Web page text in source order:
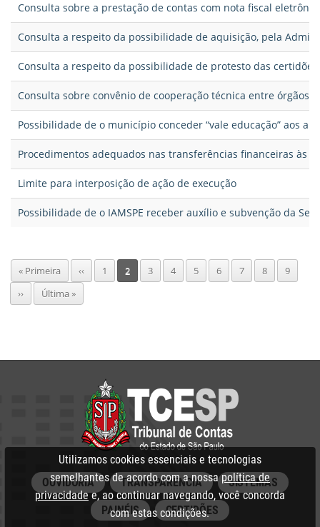
Consulta sobre a prestação de contas com nota fiscal
Consulta a respeito da possibilidade de aquisição, pela
Consulta a respeito da possibilidade de protesto das certidões
Consulta sobre convênio de cooperação técnica entre órgãos
Possibilidade de o município conceder “vale educação” aos
Procedimentos adequados nas transferências financeiras às
Limite para interposição de ação de execução
Possibilidade de o IAMSPE receber auxílio e subvenção da
Pagination
Primeira
página
« Primeira
Página
anterior
‹‹ Page
1
Página
atual
2 Page
3 Page
4 Page
5 Page
6 Page
7 Page
8 Page
9
Próxima
página
››
Última
página
Última »
OUVIDORIA TRANSPARÊNCIA SISTEMAS
PAINÉIS CERTIDÕES
Utilizamos cookies essenciais e tecnologias
semelhantes de acordo com a nossapolítica de
privacidadee, ao continuar navegando, você concorda
com estas condições.